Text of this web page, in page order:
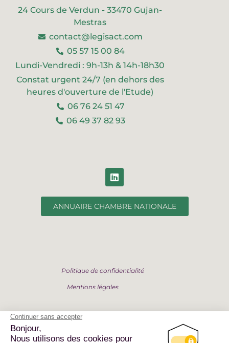
24 Cours de Verdun - 33470 Gujan-
Mestras
contact@legisact.com
05 57 15 00 84
Lundi-Vendredi : 9h-13h & 14h-18h30
Constat urgent 24/7 (en dehors des
heures d'ouverture de l'Etude)
06 76 24 51 47
06 49 37 82 93
ANNUAIRE CHAMBRE NATIONALE
Politique de confidentialité
Mentions légales